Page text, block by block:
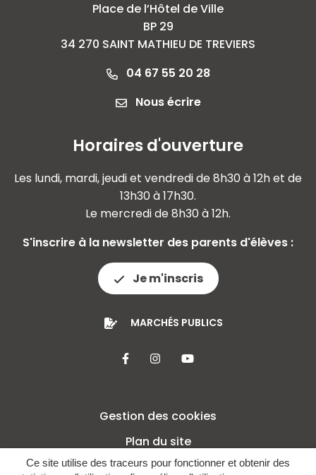
Ce site utilise des traceurs pour fonctionner et obtenir des
Place de l’Hôtel de Ville
BP 29
34 270 SAINT MATHIEU DE TREVIERS
04 67 55 20 28
Nous écrire
Horaires d'ouverture
Les lundi, mardi, jeudi et vendredi de 8h30 à 12h et de
13h30 à 17h30.
Le mercredi de 8h30 à 12h.
S'inscrire à la newsletter des parents d'élèves :
Je m'inscris
MARCHÉS PUBLICS
Lien vers le compte Facebook
Lien vers le compte
Lien vers la chaîne
Gestion des cookies
Plan du site
Mentions légales